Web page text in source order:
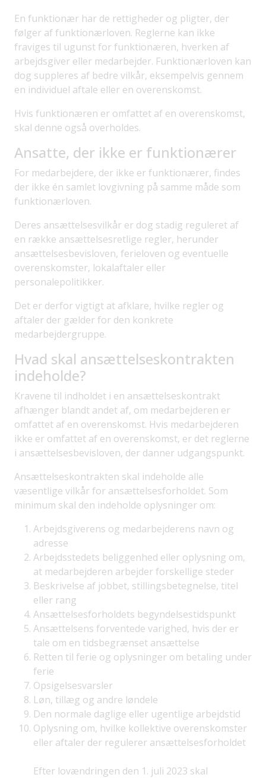
En funktionær har de rettigheder og pligter, der
følger af funktionærloven. Reglerne kan ikke
fraviges til ugunst for funktionæren, hverken af
arbejdsgiver eller medarbejder. Funktionærloven kan
dog suppleres af bedre vilkår, eksempelvis gennem
en individuel aftale eller en overenskomst.
Hvis funktionæren er omfattet af en overenskomst,
skal denne også overholdes.
Ansatte, der ikke er funktionærer
For medarbejdere, der ikke er funktionærer, findes
der ikke én samlet lovgivning på samme måde som
funktionærloven.
Deres ansættelsesvilkår er dog stadig reguleret af
en række ansættelsesretlige regler, herunder
ansættelsesbevisloven, ferieloven og eventuelle
overenskomster, lokalaftaler eller
personalepolitikker.
Det er derfor vigtigt at afklare, hvilke regler og
aftaler der gælder for den konkrete
medarbejdergruppe.
Hvad skal ansættelseskontrakten
indeholde?
Kravene til indholdet i en ansættelseskontrakt
afhænger blandt andet af, om medarbejderen er
omfattet af en overenskomst. Hvis medarbejderen
ikke er omfattet af en overenskomst, er det reglerne
i ansættelsesbevisloven, der danner udgangspunkt.
Ansættelseskontrakten skal indeholde alle
væsentlige vilkår for ansættelsesforholdet. Som
minimum skal den indeholde oplysninger om:
Arbejdsgiverens og medarbejderens navn og
adresse
Arbejdsstedets beliggenhed eller oplysning om,
at medarbejderen arbejder forskellige steder
Beskrivelse af jobbet, stillingsbetegnelse, titel
eller rang
Ansættelsesforholdets begyndelsestidspunkt
Ansættelsens forventede varighed, hvis der er
tale om en tidsbegrænset ansættelse
Retten til ferie og oplysninger om betaling under
ferie
Opsigelsesvarsler
Løn, tillæg og andre løndele
Den normale daglige eller ugentlige arbejdstid
Oplysning om, hvilke kollektive overenskomster
eller aftaler der regulerer ansættelsesforholdet
Efter lovændringen den 1. juli 2023 skal